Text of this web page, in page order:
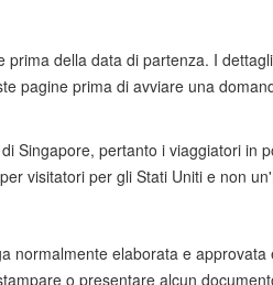
della data di partenza. I
pagine prima di avviare una
Singapore, pertanto i viaggiatori in
visitatori per gli Stati Uniti e non
normalmente elaborata e
o presentare alcun